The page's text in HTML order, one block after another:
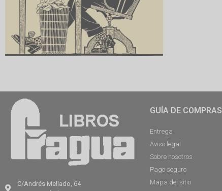
C/Andrés Mellado, 64
GUÍA DE COMPRAS
Entrega
Aviso legal
Sobre nosotros
Pago seguro
Mapa del sitio